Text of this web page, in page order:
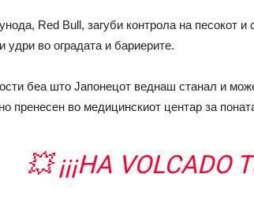
Red Bull, загуби контролa на песокот и
удри во оградата и бариерите.
беа што Јапонецот веднаш станал и
пренесен во медицинскиот центар за
💥 ¡¡¡HA VOLCADO